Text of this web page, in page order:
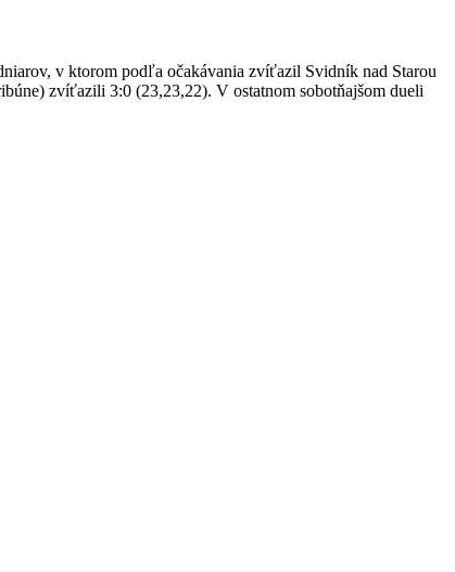
v ktorom podľa očakávania zvíťazil Svidník nad Starou
zvíťazili 3:0 (23,23,22). V ostatnom sobotňajšom dueli